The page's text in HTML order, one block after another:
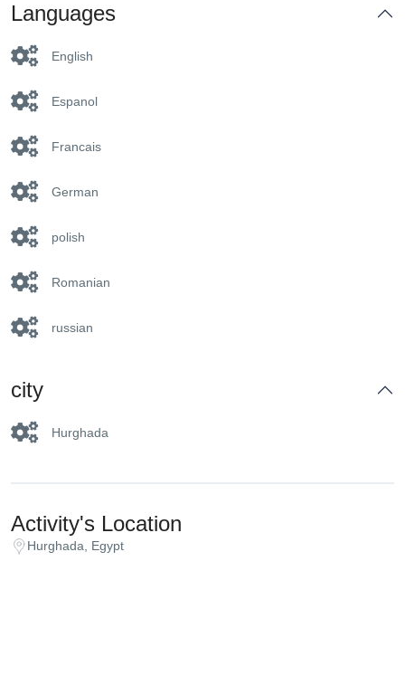
Languages
English
Espanol
Francais
German
polish
Romanian
russian
city
Hurghada
Activity's Location
Hurghada, Egypt